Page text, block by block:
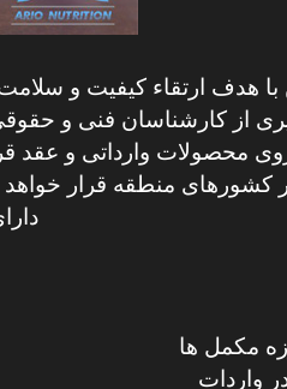
از کارشناسان فنی و
محصولات وارداتی و عقد
کشورهای منطقه قرار
مکمل ها
واردات